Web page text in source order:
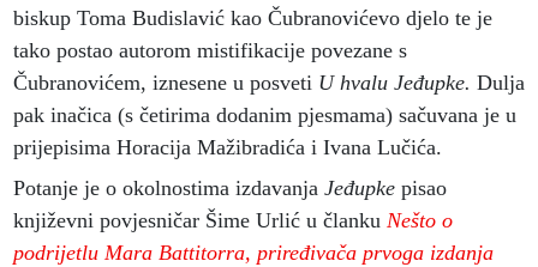
biskup Toma Budislavić kao Čubranovićevo djelo te je
tako postao autorom mistifikacije povezane s
Čubranovićem, iznesene u posveti U hvalu Jeđupke. Dulja
pak inačica (s četirima dodanim pjesmama) sačuvana je u
prijepisima Horacija Mažibradića i Ivana Lučića.
Potanje je o okolnostima izdavanja Jeđupkepisao
književni povjesničar Šime Urlić u članku Nešto o
podrijetlu Mara Battitorra, priređivača prvoga izdanja